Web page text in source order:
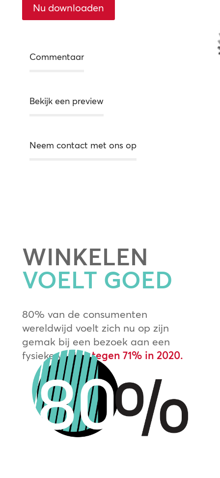
Nu downloaden
Commentaar
Bekijk een preview
Neem contact met ons op
WINKELEN
VOELT GOED
80% van de consumenten
wereldwijd voelt zich nu op zijn
gemak bij een bezoek aan een
fysieke winkel,tegen 71% in 2020.